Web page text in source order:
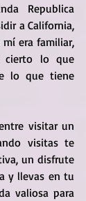
Republica
a California,
era familiar,
cierto lo que
lo que tiene
visitar un
visitas te
un disfrute
y llevas en tu
valiosa para